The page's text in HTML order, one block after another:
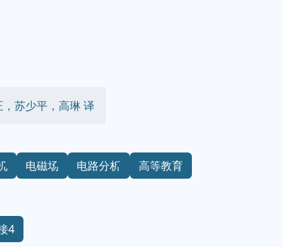
苏少平，高琳 译
电磁场 电路分析
高等教育
4